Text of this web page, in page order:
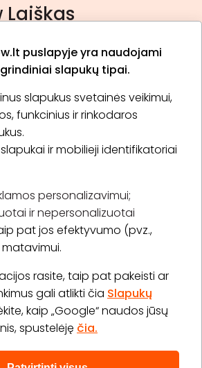
puslapyje yra naudojami
slapukų tipai.
slapukus svetainės veikimui,
funkcinius ir rinkodaros
ir mobilieji identifikatoriai
personalizavimui;
ir nepersonalizuotai
pat jos efektyvumo (pvz.,
rasite, taip pat pakeisti ar
gali atlikti čia Slapukų
kaip „Google“ naudos jūsų
spustelėję čia.
Laiškas
su privatumo politika
Prenumeruoti